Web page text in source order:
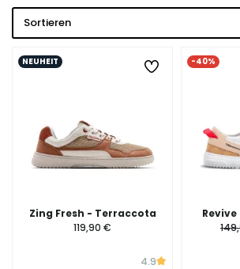
Sortieren
NEUHEIT
Zing Fresh - Terraccota
119,90 €
4.9
-40%